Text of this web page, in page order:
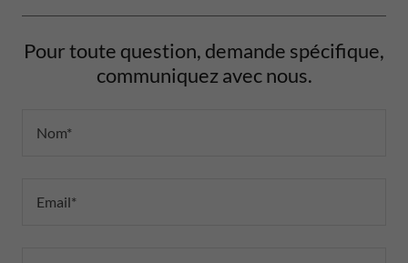
Pour toute question, demande spécifique,
communiquez avec nous.
Nom*
Email*